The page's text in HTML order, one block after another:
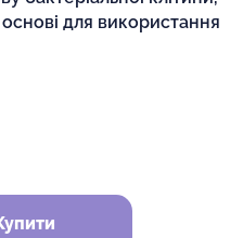
для використання